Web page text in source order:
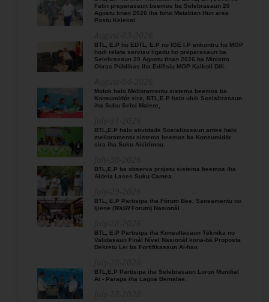
Fatin preparasaun beemos ba Selebrasaun 20
Agostu tinan 2026 iha foho Matabian Hun area
Postu Kelekai.
BTL, E.P ho EDTL, E.P no IGE I.P enkontru ho MOP
hodi relata servisu ligadu ho preparasaun ba
Selebrasaun 20 Agostu tinan 2026 ba Ministro
Obras Públikas iha Edifisiu MOP Kaikoli Dili.
Molok halo Melloramentu sistema beemos ba
Konsumidór sira, BTL,E.P halo uluk Sosializasaun
iha Suku Seloi Malere,
BTL,E.P halo atividade Sosializasaun antes halo
melloramentu sistema beemos ba Konsumidór
sira iha Suku Aisirimou.
BTL,E.P ba observa projetu sistema beemos iha
Aldeia Lases Suku Camea.
BTL, E.P Partisipa iha Fórum Bee, Saneamentu no
Ijiene (𝑊𝐴𝑆𝐻 Forum) Nasionál
BTL, E.P Partisipa iha Konsultasaun Téknika no
Validasaun Finál Nível Nasionál kona-bá Proposta
Dekretu Lei ba Fortifikasaun Ai-han
BTL,E.P Partisipa iha Selebrasaun Loron Mundial
Ai - Parapa iha Lagoa Bemalae.